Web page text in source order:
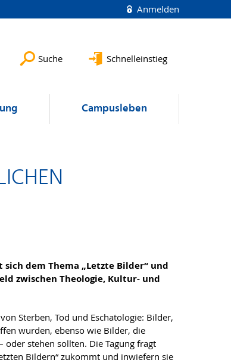
Anmelden
Suche Schnelleinstieg
Campusleben
sich dem Thema „Letzte Bilder“ und
zwischen Theologie, Kultur- und
Sterben, Tod und Eschatologie: Bilder,
wurden, ebenso wie Bilder, die
oder stehen sollten. Die Tagung fragt
Bildern“ zukommt und inwiefern sie